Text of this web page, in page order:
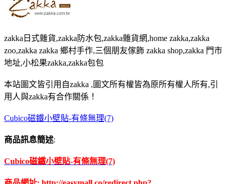
zakka日式雜貨,zakka防水包,zakka雜貨網,home zakka,zakka
zoo,zakka zakka 鄉村手作,三個朋友傢飾 zakka shop,zakka 門市
地址,小松果zakka,zakka包包
本站圖文皆引用自zakka ,圖文所有權皆為原所有權人所有,引
用人與zakka有合作關係！
Cubico磁鐵小壁貼-有條無理(7)
商品訊息簡述:
Cubico磁鐵小壁貼-有條無理(7)